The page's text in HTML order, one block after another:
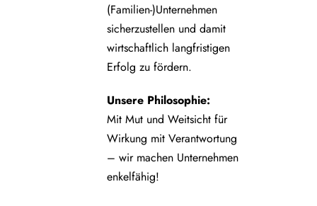
(Familien-)Unternehmen
sicherzustellen und damit
wirtschaftlich langfristigen
Erfolg zu fördern.
Unsere Philosophie:
Mit Mut und Weitsicht für
Wirkung mit Verantwortung
– wir machen Unternehmen
enkelfähig!